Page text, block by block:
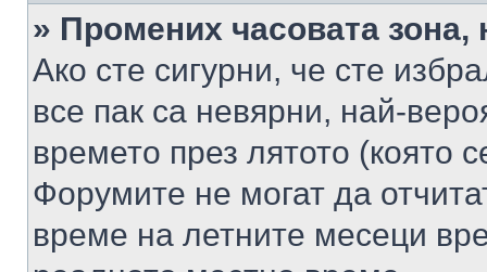
» Промених часовата
Ако сте сигурни, че сте
все пак са невярни, най-
времето през лятото (която
Форумите не могат да
време на летните месеци